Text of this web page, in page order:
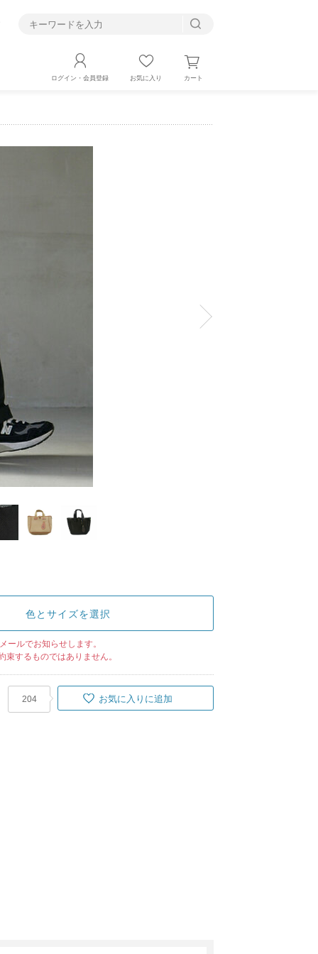
ログイン・会員登録 お気に入り カート
色とサイズを選択
ールでお知らせします。
するものではありません。
204 お気に入りに追加